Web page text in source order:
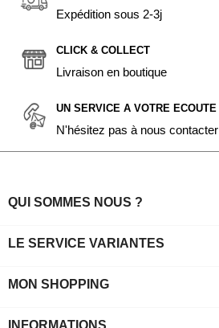
Expédition sous 2-3j
CLICK & COLLECT
Livraison en boutique
UN SERVICE A VOTRE ECOUTE
N'hésitez pas à nous contacter
QUI SOMMES NOUS ?
LE SERVICE VARIANTES
MON SHOPPING